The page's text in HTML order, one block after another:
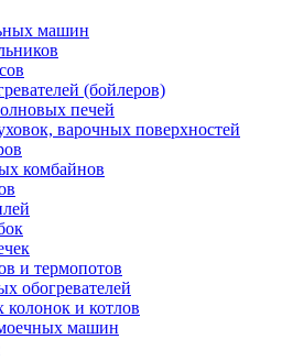
машин
(бойлеров)
печей
варочных поверхностей
комбайнов
и термопотов
обогревателей
колонок и котлов
машин